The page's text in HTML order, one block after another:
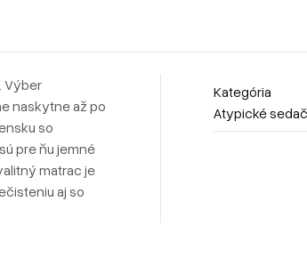
Výber
naskytne až po
so
pre ňu jemné
matrac je
aj so
Kategória
Atypické